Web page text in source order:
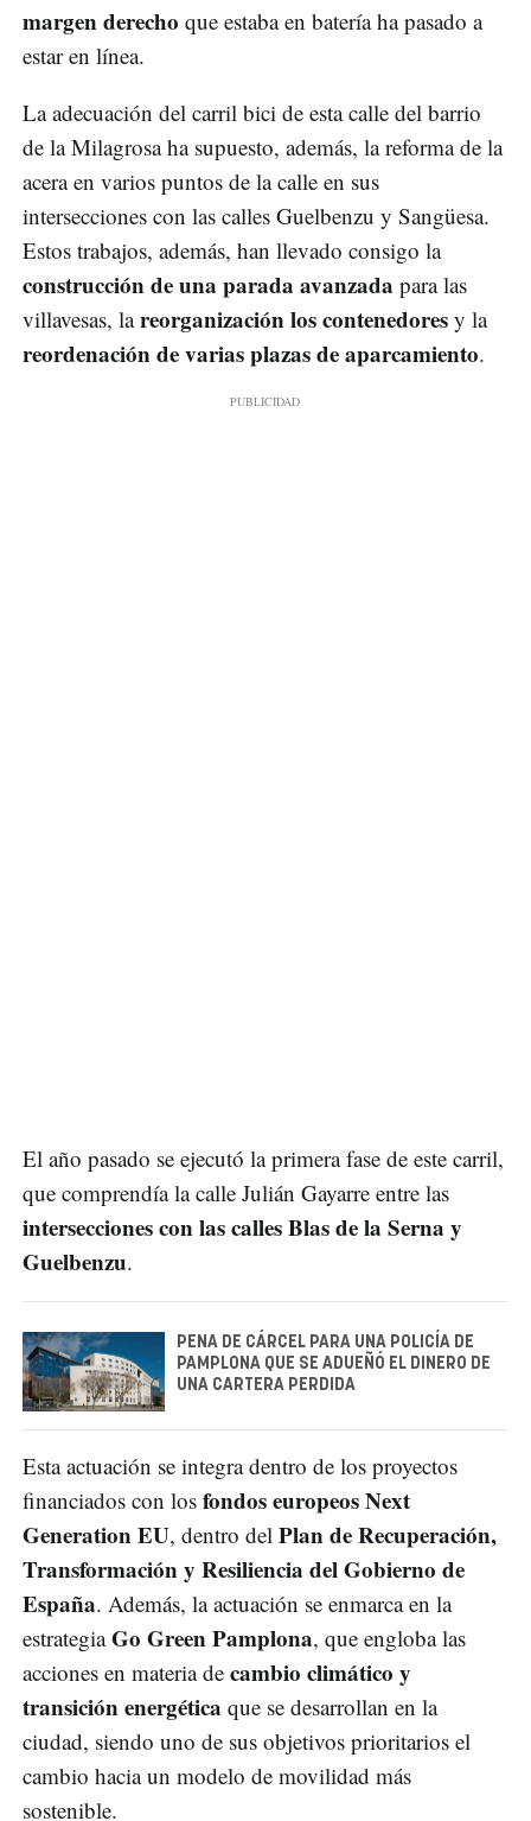
margen derecho que estaba en batería ha pasado a
estar en línea.
La adecuación del carril bici de esta calle del barrio
de la Milagrosa ha supuesto, además, la reforma de la
acera en varios puntos de la calle en sus
intersecciones con las calles Guelbenzu y Sangüesa.
Estos trabajos, además, han llevado consigo la
construcción de una parada avanzada para las
villavesas, lareorganización los contenedores y la
reordenación de varias plazas de aparcamiento.
El año pasado se ejecutó la primera fase de este carril,
que comprendía la calle Julián Gayarre entre las
intersecciones con las calles Blas de la Serna y
Guelbenzu.
PENA DE CÁRCEL PARA UNA POLICÍA DE
PAMPLONA QUE SE ADUEÑÓ EL DINERO DE
UNA CARTERA PERDIDA
Esta actuación se integra dentro de los proyectos
financiados con los fondos europeos Next
Generation EU, dentro del Plan de Recuperación,
Transformación y Resiliencia del Gobierno de
España. Además, la actuación se enmarca en la
estrategiaGo Green Pamplona, que engloba las
acciones en materia de cambio climático y
transición energética que se desarrollan en la
ciudad, siendo uno de sus objetivos prioritarios el
cambio hacia un modelo de movilidad más
sostenible.